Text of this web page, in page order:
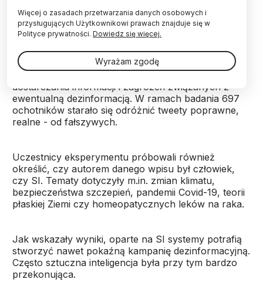
użytkowników.
Naukowcy z Uniwersytetu w Zurychu sprawdzili
najnowsze modele sztucznej inteligencji (głównie
dostarczania informacji i zagrożeń związanych z
ewentualną dezinformacją. W ramach badania 697
ochotników starało się odróżnić tweety poprawne,
realne - od fałszywych.
Uczestnicy eksperymentu próbowali również
określić, czy autorem danego wpisu był człowiek,
czy SI. Tematy dotyczyły m.in. zmian klimatu,
bezpieczeństwa szczepień, pandemii Covid-19, teorii
płaskiej Ziemi czy homeopatycznych leków na raka.
Jak wskazały wyniki, oparte na SI systemy potrafią
stworzyć nawet pokaźną kampanię dezinformacyjną.
Często sztuczna inteligencja była przy tym bardzo
przekonująca.
Więcej o zasadach przetwarzania danych osobowych i
przysługujących Użytkownikowi prawach znajduje się w
Polityce prywatności. Dowiedz się więcej.
Wyrażam zgodę